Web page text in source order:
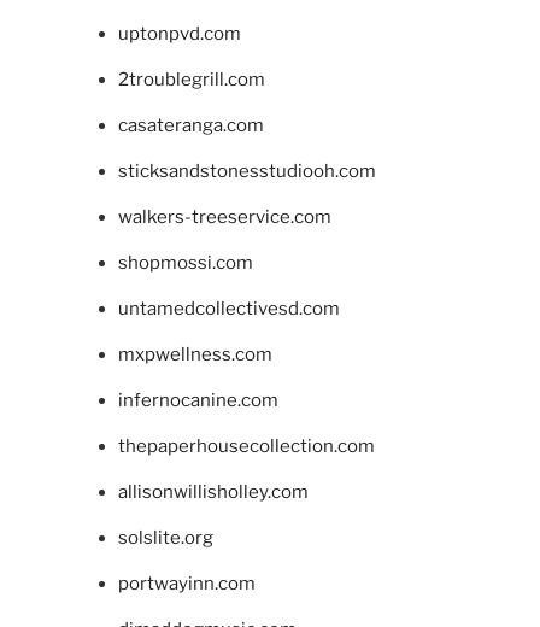
uptonpvd.com
2troublegrill.com
casateranga.com
sticksandstonesstudiooh.com
walkers-treeservice.com
shopmossi.com
untamedcollectivesd.com
mxpwellness.com
infernocanine.com
thepaperhousecollection.com
allisonwillisholley.com
solslite.org
portwayinn.com